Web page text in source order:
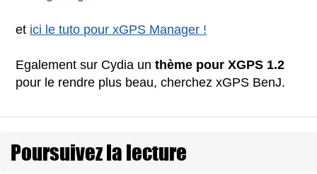
et ici le tuto pour xGPS Manager !
Egalement sur Cydia unthème pour XGPS 1.2
pour le rendre plus beau, cherchez xGPS BenJ.
Poursuivez la lecture